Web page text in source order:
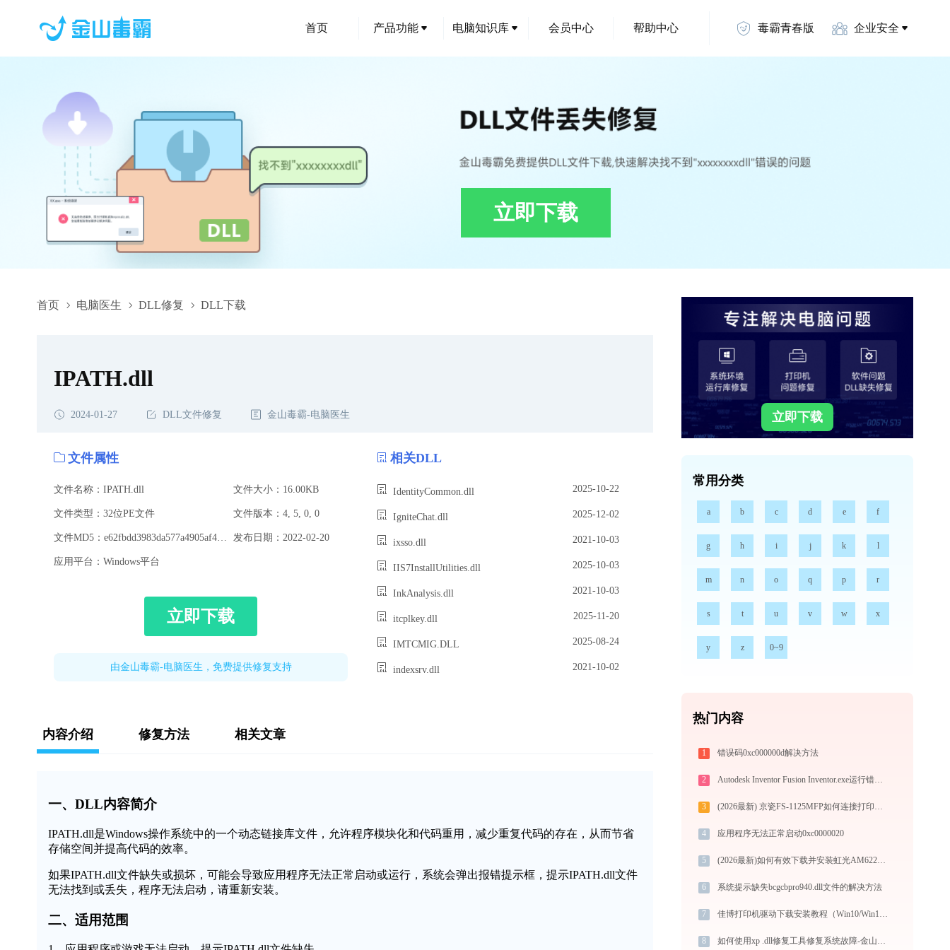
首页 产品功能 电脑知识库 会员中心 帮助中心 毒霸青春版 企业安全
立即下载
首页 电脑医生 DLL修复 DLL下载
IPATH.dll,IPATH.dll下载,IPATH.dll修复
IPATH.dll
2024-01-27 DLL文件修复 金山毒霸-电脑医生
文件属性
文件名称：IPATH.dll 文件大小：16.00KB
文件类型：32位PE文件 文件版本：4, 5, 0, 0
发布日期：2022-02-20
应用平台：Windows平台
立即下载
由金山毒霸-电脑医生，免费提供修复支持
相关DLL
IdentityCommon.dll 2025-10-22
IgniteChat.dll 2025-12-02
ixsso.dll 2021-10-03
IIS7InstallUtilities.dll 2025-10-03
InkAnalysis.dll 2021-10-03
itcplkey.dll 2025-11-20
IMTCMIG.DLL 2025-08-24
indexsrv.dll 2021-10-02
内容介绍 修复方法 相关文章
一、DLL内容简介
IPATH.dll是Windows操作系统中的一个动态链接库文件，允许程序模块化和代码重用，减少重复代码的存在，从而节省
存储空间并提高代码的效率。
如果IPATH.dll文件缺失或损坏，可能会导致应用程序无法正常启动或运行，系统会弹出报错提示框，提示IPATH.dll文件
无法找到或丢失，程序无法启动，请重新安装。
二、适用范围
立即下载
常用分类
a b c d e f
g h i j k l
m n o q p r
s t u v w x
y z 0~9
热门内容
1 错误码0xc000000d解决方法
2 Autodesk Inventor Fusion Inventor.exe运行错误提示0xc000007b的解决办法
3 (2026最新) 京瓷FS-1125MFP如何连接打印机？-金山毒霸
4 应用程序无法正常启动0xc0000020
5 (2026最新)如何有效下载并安装虹光AM6220打印机驱动？全方位指导手册
6 系统提示缺失bcgcbpro940.dll文件的解决方法
7 佳博打印机驱动下载安装教程（Win10/Win11）图文详解
8 如何使用xp .dll修复工具修复系统故障-金山毒霸